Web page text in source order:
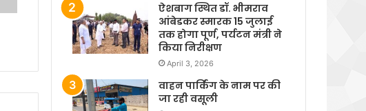
ऐशबाग स्थित डॉ. भीमराव
आंबेडकर स्मारक 15 जुलाई
तक होगा पूर्ण, पर्यटन मंत्री ने
किया निरीक्षण
April 3, 2026
वाहन पार्किंग के नाम पर की
जा रही वसूली